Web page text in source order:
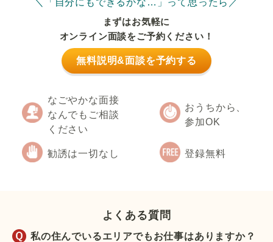
まずはお気軽に
オンライン面談をご予約ください！
無料説明&面談を予約する
なごやかな面接
なんでもご相談
ください
おうちから、
参加OK
勧誘は一切なし 登録無料
よくある質問
私の住んでいるエリアでもお仕事はありますか？